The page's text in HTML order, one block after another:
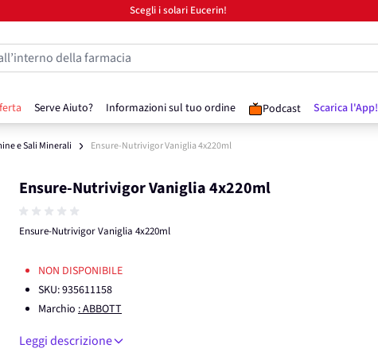
Scegli i solari Eucerin!
Serve Aiuto? Informazioni sul tuo ordine Podcast Scarica l'App!
della farmacia
e Sali Minerali Ensure-Nutrivigor Vaniglia 4x220ml
Ensure-Nutrivigor Vaniglia 4x220ml
Ensure-Nutrivigor Vaniglia 4x220ml
NON DISPONIBILE
SKU:935611158
Marchio : ABBOTT
Leggi descrizione